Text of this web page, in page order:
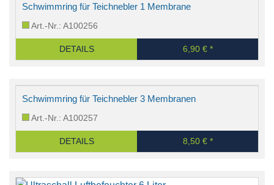
Schwimmring für Teichnebler 1 Membrane
Art.-Nr.: A100256
DETAILS 6,90 € *
Schwimmring für Teichnebler 3 Membranen
Art.-Nr.: A100257
DETAILS 8,50 € *